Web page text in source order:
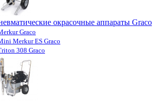
окрасочные аппараты Graco
Graco
Merkur ES Graco
308 Graco